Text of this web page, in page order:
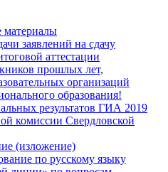
заявлений на сдачу
аттестации
прошлых лет,
организаций
образования!
результатов ГИА 2019
комиссии Свердловской
(изложение)
по русскому языку